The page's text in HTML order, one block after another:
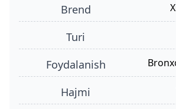
Brend
turi
foydalanish
hajmi